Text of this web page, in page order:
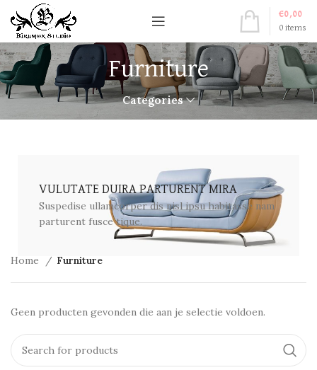
0 items
€0,00
Furniture
Categories
VULUTATE DUIRA PARTURENT MIRA
Suspedise ullamcorper dis nisl ipsu habitasse nam
parturent fusce tique.
Home Furniture
Geen producten gevonden die aan je selectie voldoen.